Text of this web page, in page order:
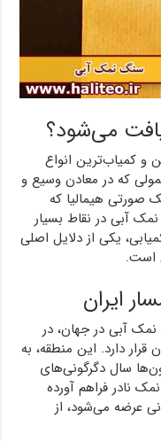
و کمیاب‌ترین انواع
که در معادن وسیع و
صورتی هیمالیا که
آبی در نقاط بسیار
یکی از دلایل اصلی
است.
ایران
آبی در جهان، در
قرار دارد. این منطقه، به
سال دگرگونی‌های
نادر فراهم آورده
عرضه می‌شود، از